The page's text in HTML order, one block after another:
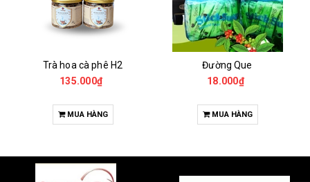
Trà hoa cà phê H2
135.000₫
MUA HÀNG
Đường Que
18.000₫
MUA HÀNG